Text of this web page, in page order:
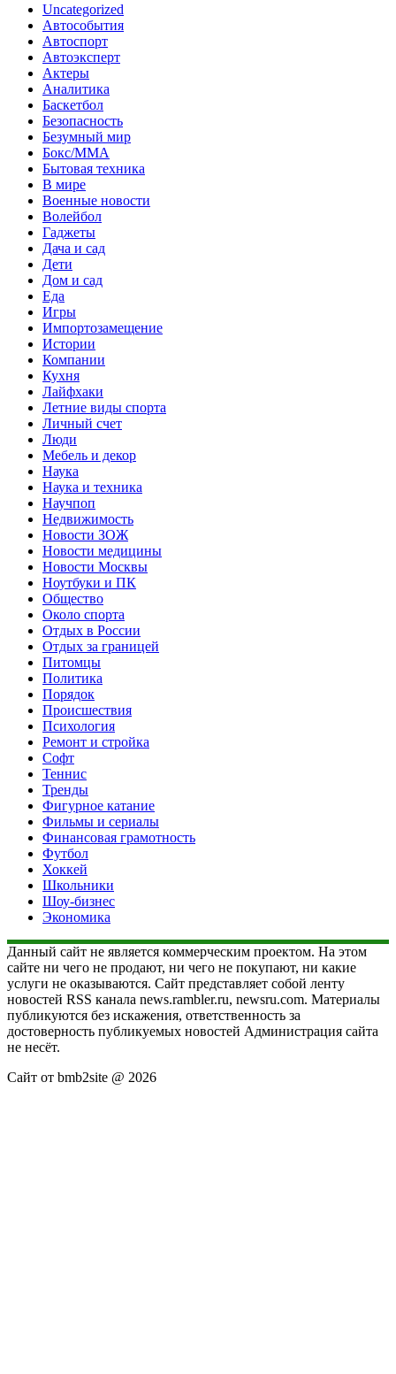
Uncategorized
Автособытия
Автоспорт
Автоэксперт
Актеры
Аналитика
Баскетбол
Безопасность
Безумный мир
Бокс/MMA
Бытовая техника
В мире
Военные новости
Волейбол
Гаджеты
Дача и сад
Дети
Дом и сад
Еда
Игры
Импортозамещение
Истории
Компании
Кухня
Лайфхаки
Летние виды спорта
Личный счет
Люди
Мебель и декор
Наука
Наука и техника
Научпоп
Недвижимость
Новости ЗОЖ
Новости медицины
Новости Москвы
Ноутбуки и ПК
Общество
Около спорта
Отдых в России
Отдых за границей
Питомцы
Политика
Порядок
Происшествия
Психология
Ремонт и стройка
Софт
Теннис
Тренды
Фигурное катание
Фильмы и сериалы
Финансовая грамотность
Футбол
Хоккей
Школьники
Шоу-бизнес
Экономика
Данный сайт не является коммерческим проектом. На этом
сайте ни чего не продают, ни чего не покупают, ни какие
услуги не оказываются. Сайт представляет собой ленту
новостей RSS канала news.rambler.ru, newsru.com. Материалы
публикуются без искажения, ответственность за
достоверность публикуемых новостей Администрация сайта
не несёт.
Сайт от bmb2site @ 2026